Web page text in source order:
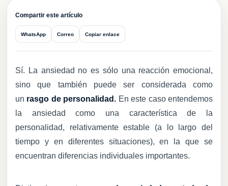
Compartir este artículo
WhatsApp Correo Copiar enlace
Sí. La ansiedad no es sólo una reacción emocional,
sino que también puede ser considerada como
un rasgo de personalidad. En este caso entendemos
la ansiedad como una característica de la
personalidad, relativamente estable (a lo largo del
tiempo y en diferentes situaciones), en la que se
encuentran diferencias individuales importantes.